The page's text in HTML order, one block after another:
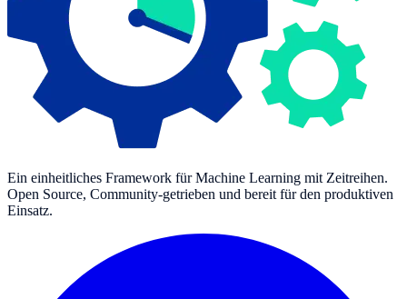
Ein einheitliches Framework für Machine Learning mit Zeitreihen.
Open Source, Community-getrieben und bereit für den produktiven
Einsatz.